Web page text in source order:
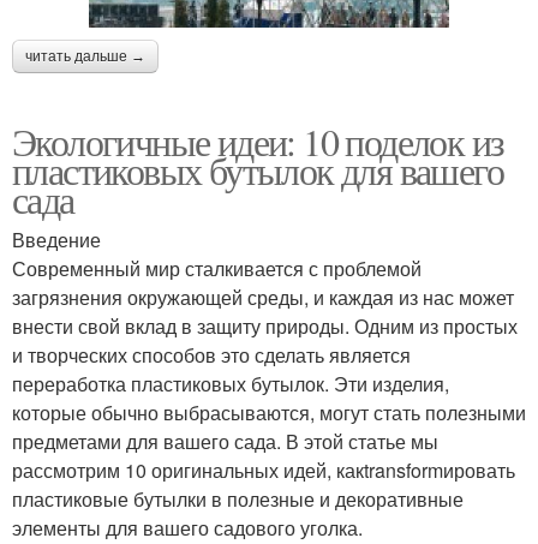
читать дальше →
Экологичные идеи: 10 поделок из
пластиковых бутылок для вашего
сада
Введение
Современный мир сталкивается с проблемой
загрязнения окружающей среды, и каждая из нас может
внести свой вклад в защиту природы. Одним из простых
и творческих способов это сделать является
переработка пластиковых бутылок. Эти изделия,
которые обычно выбрасываются, могут стать полезными
предметами для вашего сада. В этой статье мы
рассмотрим 10 оригинальных идей, какtransformировать
пластиковые бутылки в полезные и декоративные
элементы для вашего садового уголка.